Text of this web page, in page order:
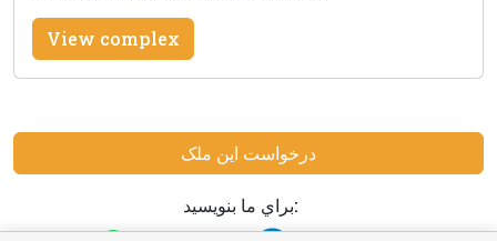
View complex
درخواست این ملک
براي ما بنويسيد: